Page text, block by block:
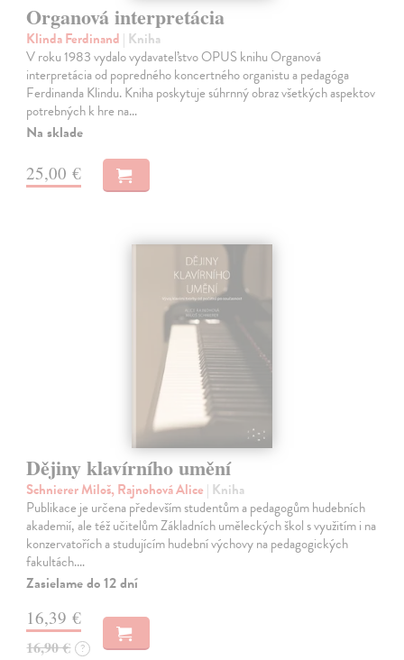
Organová interpretácia
Klinda Ferdinand | Kniha
V roku 1983 vydalo vydavateľstvo OPUS knihu Organová
interpretácia od popredného koncertného organistu a pedagóga
Ferdinanda Klindu. Kniha poskytuje súhrnný obraz všetkých aspektov
potrebných k hre na…
Na sklade
25,00 €
Dějiny klavírního umění
Schnierer Miloš, Rajnohová Alice | Kniha
Publikace je určena především studentům a pedagogům hudebních
akademií, ale též učitelům Základních uměleckých škol s využitím i na
konzervatořích a studujícím hudební výchovy na pedagogických
fakultách.…
Zasielame do 12 dní
16,39 €
16,90 € ?